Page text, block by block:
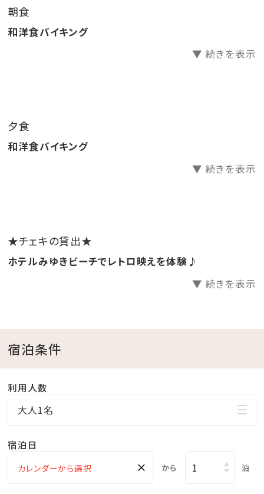
＼レトロ映えな2大特典／
①昭和レトロな柄が大人気の「アデリアグラス」にカラフ
ルなドリンクを注ぐ☆レトロウェルカムドリンク
チェキ貸出し（お部屋に一台）
チェキ専用フィルムチェキ専用フィルム1パック10枚
※特典は小学生以上に限ります。
☆･*:.｡. .｡.:*･☆ﾟ･*:.｡. .｡.:*･☆ﾟ･*:.｡. .｡.:*･☆ﾟ･*:.｡.
■当館のココがおすすめ
□全室オーシャンビュー確約！
□沖縄と言えば海！ホテル目の前はプライベートビーチ
♪
□全室和洋室なので小さなお子様連れのファミリーに
□全室バス・トイレ別！広々浴室で快適
疲れた身体をのんびり休めることのできる広々空間。
朝食
和洋食バイキング
▼ 続きを表示
夕食
和洋食バイキング
▼ 続きを表示
★チェキの貸出★
ホテルみゆきビーチでレトロ映えを体験♪
▼ 続きを表示
宿泊条件
利用人数
大人1名
宿泊日
× から 泊